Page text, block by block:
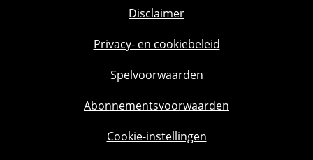
Disclaimer
Privacy- en cookiebeleid
Spelvoorwaarden
Abonnementsvoorwaarden
Cookie-instellingen